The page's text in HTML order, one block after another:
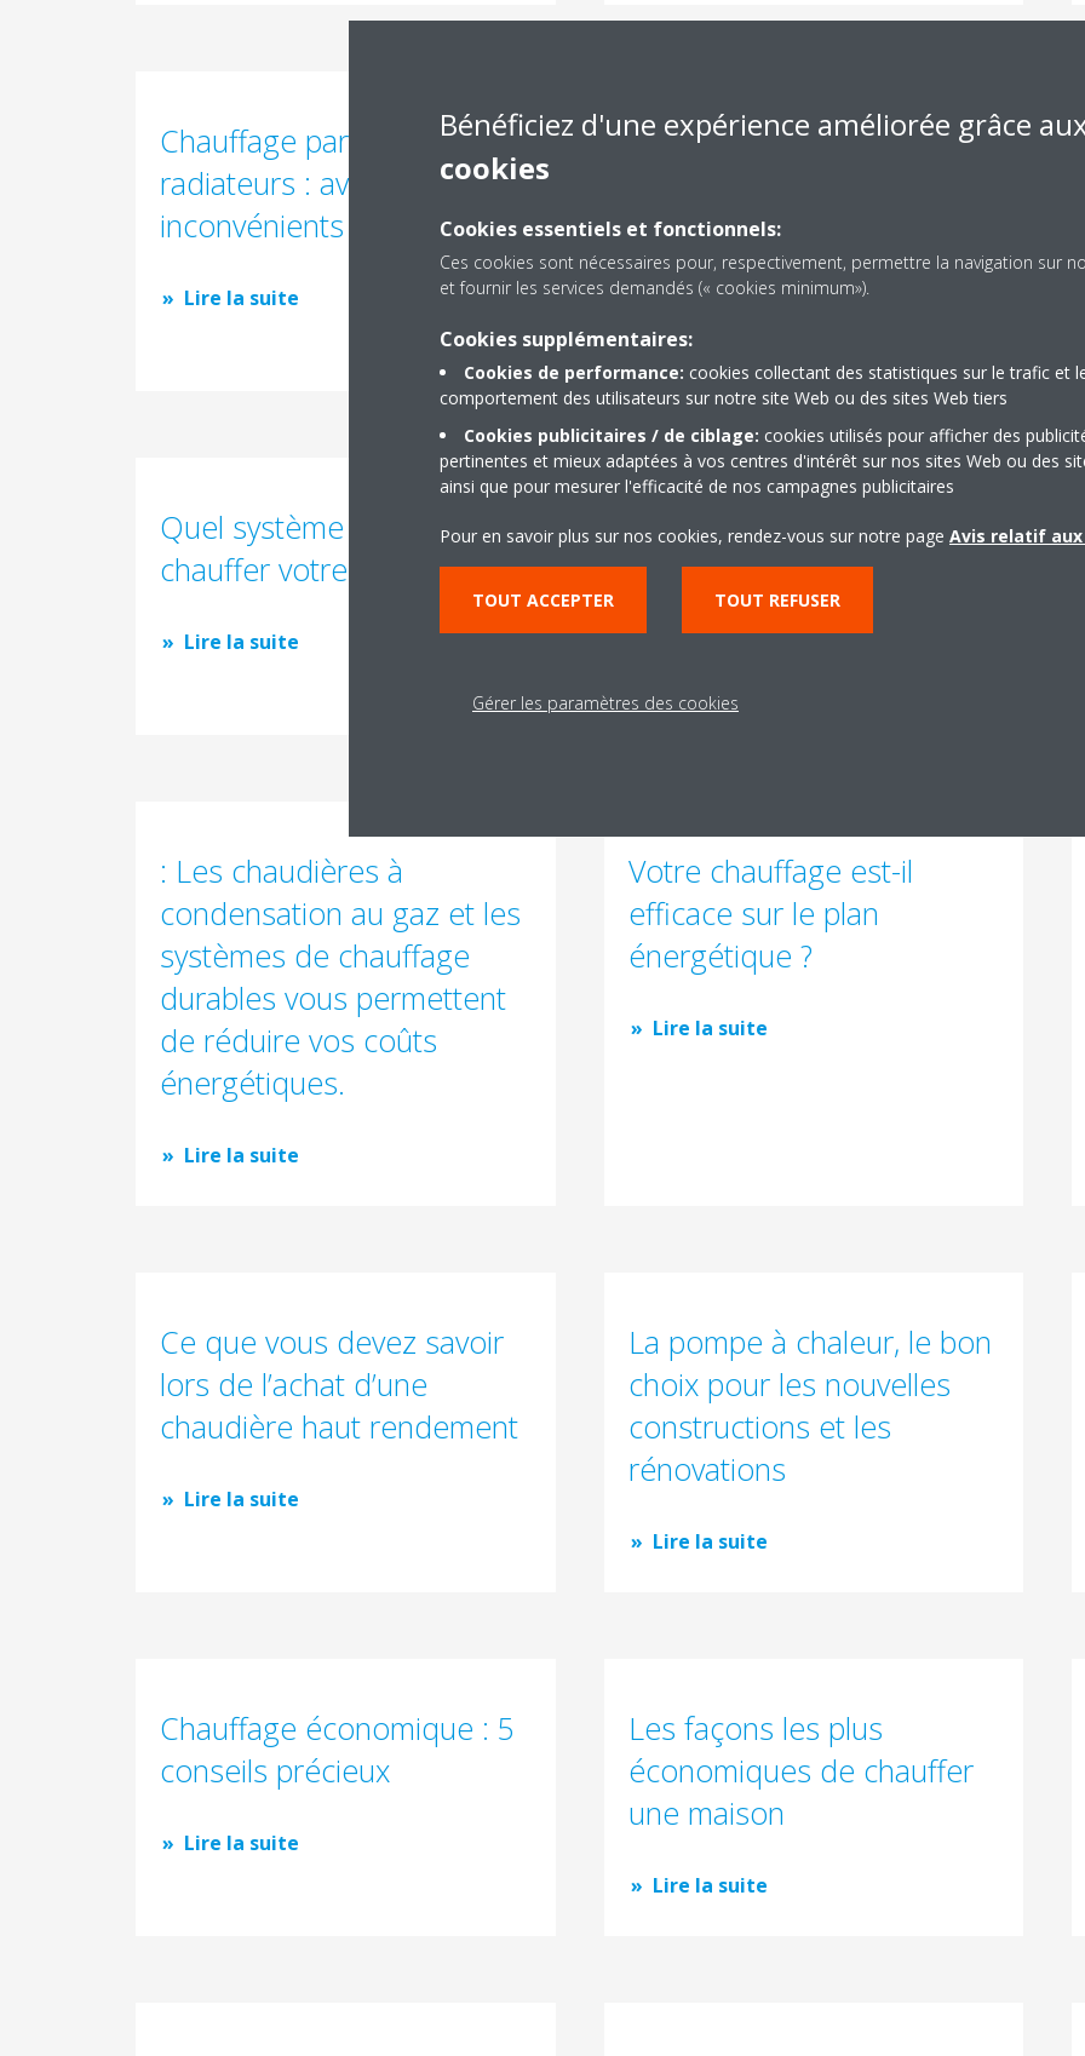
Chauffage par le sol ou
radiateurs : avantages et
inconvénients
Lire la suite
Une chaudière qui vaut
d’investir !
Lire la suite
Quel système choisir pour
chauffer votre maison ?
Lire la suite
Une pompe à chaleur
hybride reliée au chauffage
central en 4 questions
: Les chaudières à
condensation au gaz et les
systèmes de chauffage
durables vous permettent
de réduire vos coûts
énergétiques.
Lire la suite
Votre chauffage est-il
efficace sur le plan
énergétique ?
Lire la suite
Ce que vous devez savoir
lors de l’achat d’une
chaudière haut rendement
Lire la suite
La pompe à chaleur, le bon
choix pour les nouvelles
constructions et les
rénovations
Lire la suite
Chauffage économique : 5
conseils précieux
Lire la suite
Les façons les plus
économiques de chauffer
une maison
Lire la suite
Bénéficiez d'une expérience améliorée grâce
cookies
Cookies essentiels et fonctionnels:
Ces cookies sont nécessaires pour, respectivement, permettre la navigation sur
et fournir les services demandés (« cookies minimum»).
Cookies supplémentaires:
Cookies de performance: cookies collectant des statistiques sur le trafic et
comportement des utilisateurs sur notre site Web ou des sites Web tiers
Cookies publicitaires / de ciblage: cookies utilisés pour afficher des
pertinentes et mieux adaptées à vos centres d'intérêt sur nos sites Web ou des
ainsi que pour mesurer l'efficacité de nos campagnes publicitaires
Pour en savoir plus sur nos cookies, rendez-vous sur notre page Avis relatif
TOUT ACCEPTER TOUT REFUSER
Gérer les paramètres des cookies